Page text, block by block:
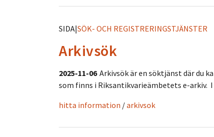
SIDA|SÖK- OCH REGISTRERINGSTJÄNSTER
Arkivsök
2025-11-06 Arkivsök är en söktjänst där du
som finns i Riksantikvarieämbetets e-arkiv.
hitta information /arkivsok